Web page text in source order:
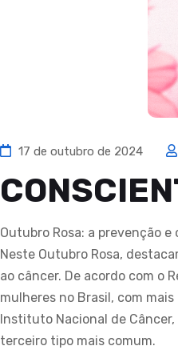
17 de outubro de 2024
Outubro Rosa: a prevenção
Neste Outubro Rosa,
ao câncer. De acordo com o
mulheres no Brasil, com
Instituto Nacional de
terceiro tipo mais comum.